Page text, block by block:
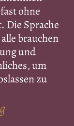
ohne
Die Sprache
brauchen
und
um
zu